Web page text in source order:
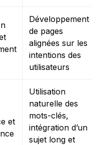
Développement
de pages
alignées sur les
intentions des
utilisateurs
et
Utilisation
naturelle des
mots-clés,
intégration d’un
sujet long et